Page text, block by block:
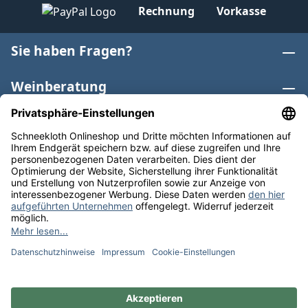
Rechnung Vorkasse
Sie haben Fragen?
Weinberatung
Informationen
Weinkategorien
Internationaler Wein
* Alle Preise inkl. gesetzl. Mehrwertsteuer zzgl.
anders angegeben. Bioprodukte im Bio-Kontrollverfahren